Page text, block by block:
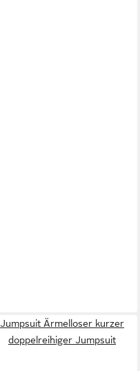
Jumpsuit Ärmelloser kurzer
doppelreihiger Jumpsuit